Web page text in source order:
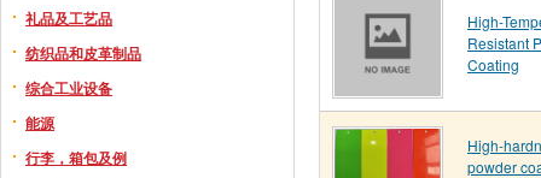
礼品及工艺品
纺织品和皮革制品
综合工业设备
能源
行李，箱包及例
High-
Resistant
Coating
High-
powder